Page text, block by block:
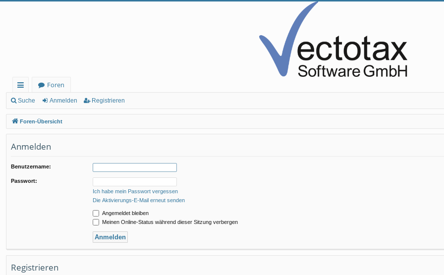
ch
ne
llz
ug
Foren
Suche Anmelden Registrieren
Foren-Übersicht
Anmelden
Benutzername:
Passwort:
Ich habe mein Passwort vergessen
Die Aktivierungs-E-Mail erneut senden
Angemeldet bleiben
Meinen Online-Status während dieser Sitzung verbergen
Registrieren